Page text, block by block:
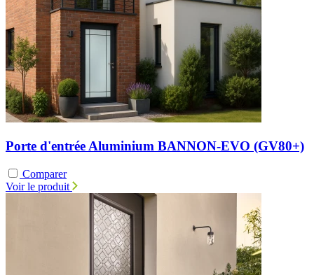
Porte d'entrée Aluminium BANNON-EVO (GV80+)
Comparer
Voir le produit